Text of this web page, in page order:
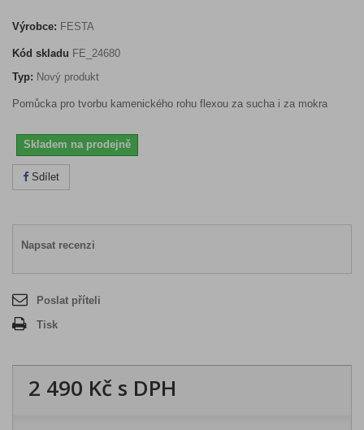
Výrobce: FESTA
Kód skladu FE_24680
Typ: Nový produkt
Pomůcka pro tvorbu kamenického rohu flexou za sucha i za mokra
Skladem na prodejně
Sdílet
Napsat recenzi
Poslat příteli
Tisk
2 490 Kč s DPH